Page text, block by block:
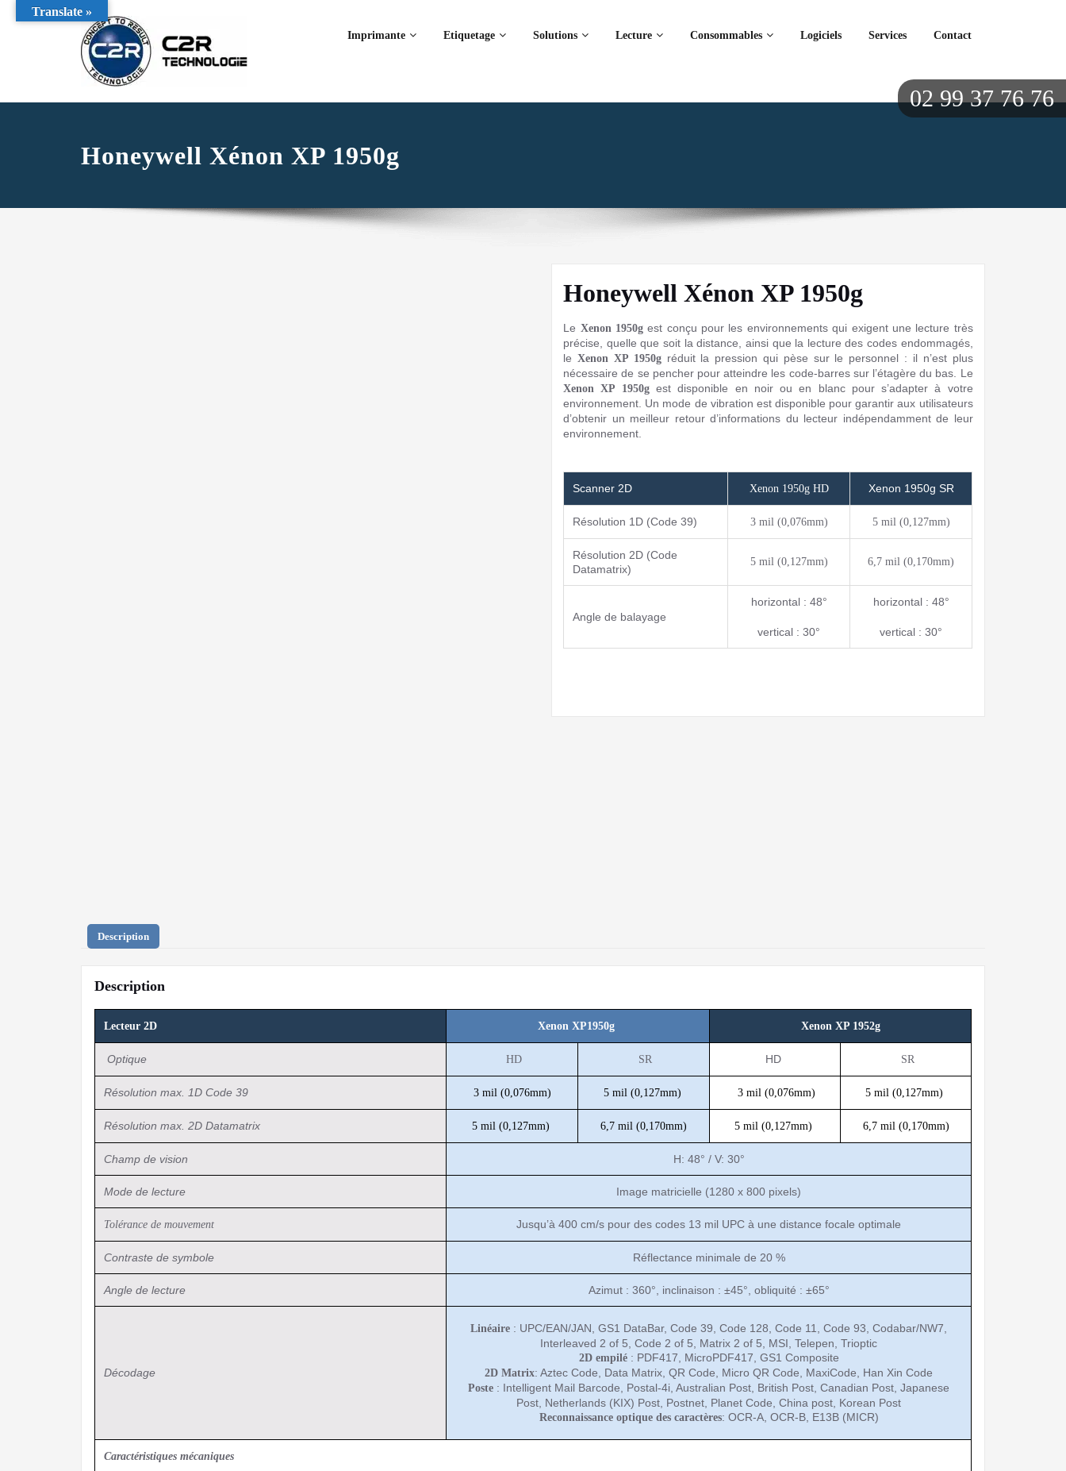
02 99 37 76 76
Imprimante Etiquetage Solutions Lecture Consommables Logiciels Services Contact
Honeywell Xénon XP 1950g
Honeywell Xénon XP 1950g
Le Xenon 1950gest conçu pour les environnements qui exigent une lecture très
précise, quelle que soit la distance, ainsi que la lecture des codes endommagés,
leXenon XP 1950gréduit la pression qui pèse sur le personnel : il n’est plus
nécessaire de se pencher pour atteindre les code-barres sur l’étagère du bas. Le
Xenon XP 1950gest disponible en noir ou en blanc pour s’adapter à votre
environnement. Un mode de vibration est disponible pour garantir aux utilisateurs
d’obtenir un meilleur retour d’informations du lecteur indépendamment de leur
environnement.
Scanner 2D Xenon 1950g HD Xenon 1950g SR
Résolution 1D (Code 39) 3 mil (0,076mm) 5 mil (0,127mm)
Résolution 2D (Code
Datamatrix)
5 mil (0,127mm) 6,7 mil (0,170mm)
Angle de balayage
horizontal : 48°
vertical : 30°
horizontal : 48°
vertical : 30°
Description
Description
Lecteur 2D Xenon XP1950g Xenon XP 1952g
Optique HD SR HD SR
Résolution max. 1D Code 39 3 mil (0,076mm) 5 mil (0,127mm) 3 mil (0,076mm) 5 mil (0,127mm)
Résolution max. 2D Datamatrix 5 mil (0,127mm) 6,7 mil (0,170mm) 5 mil (0,127mm) 6,7 mil (0,170mm)
Champ de vision H: 48° / V: 30°
Mode de lecture Image matricielle (1280 x 800 pixels)
Tolérance de mouvement Jusqu’à 400 cm/s pour des codes 13 mil UPC à une distance focale optimale
Contraste de symbole Réflectance minimale de 20 %
Angle de lecture Azimut : 360°, inclinaison : ±45°, obliquité : ±65°
Décodage
Linéaire : UPC/EAN/JAN, GS1 DataBar, Code 39, Code 128, Code 11, Code 93, Codabar/NW7,
Interleaved 2 of 5, Code 2 of 5, Matrix 2 of 5, MSI, Telepen, Trioptic
2D empilé: PDF417, MicroPDF417, GS1 Composite
2D Matrix: Aztec Code, Data Matrix, QR Code, Micro QR Code, MaxiCode, Han Xin Code
Poste : Intelligent Mail Barcode, Postal-4i, Australian Post, British Post, Canadian Post, Japanese
Post, Netherlands (KIX) Post, Postnet, Planet Code, China post, Korean Post
Reconnaissance optique des caractères: OCR-A, OCR-B, E13B (MICR)
Caractéristiques mécaniques
Translate »